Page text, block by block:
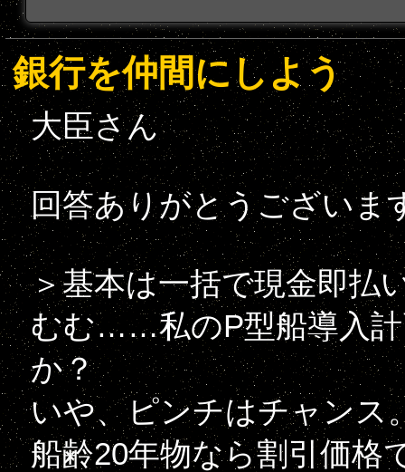
銀行を仲間にしよう
大臣さん
回答ありがとうございま
＞基本は一括で現金即払
むむ……私のP型船導入
か？
いや、ピンチはチャンス
船齢20年物なら割引価格